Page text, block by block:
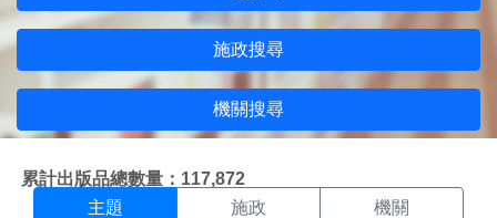
施政搜尋
機關搜尋
累計出版品總數量：117,872
主題搜尋結果頁面
主題 施政 機關